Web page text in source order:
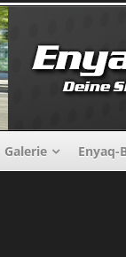
Galerie Enyaq-